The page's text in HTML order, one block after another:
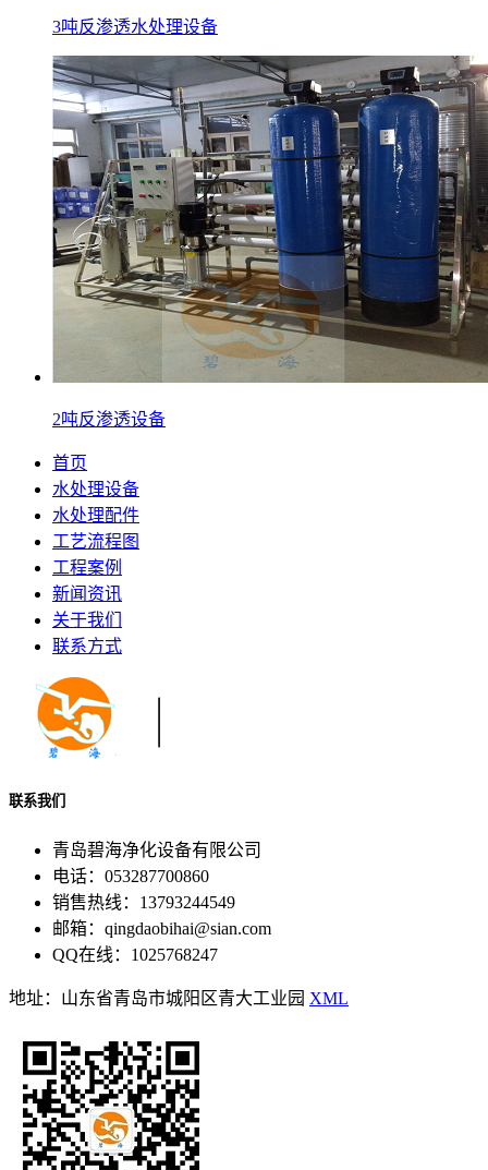
3吨反渗透水处理设备
2吨反渗透设备
首页
水处理设备
水处理配件
工艺流程图
工程案例
新闻资讯
关于我们
联系方式
联系我们
青岛碧海净化设备有限公司
电话：053287700860
销售热线：13793244549
邮箱：qingdaobihai@sian.com
QQ在线：1025768247
地址：山东省青岛市城阳区青大工业园 XML